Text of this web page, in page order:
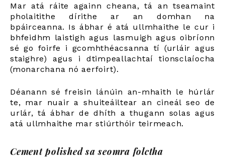
Mar atá ráite againn cheana, tá an tseamaint
pholaitithe dírithe ar an domhan na
bpáirceanna. Is ábhar é atá ullmhaithe le cur i
bhfeidhm laistigh agus lasmuigh agus oibríonn
sé go foirfe i gcomhthéacsanna tí (urláir agus
staighre) agus i dtimpeallachtaí tionsclaíocha
(monarchana nó aerfoirt).
Déanann sé freisin lánúin an-mhaith le húrlár
te, mar nuair a shuiteáiltear an cineál seo de
urlár, tá ábhar de dhíth a thugann solas agus
atá ullmhaithe mar stiúrthóir teirmeach.
Cement polished sa seomra folctha